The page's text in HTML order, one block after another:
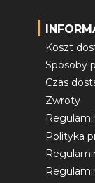
Koszt
Sposoby
Czas
Zwroty
Polityka